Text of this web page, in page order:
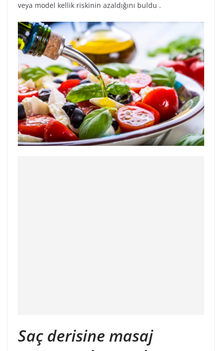
veya model kellik riskinin azaldığını buldu .
Saç derisine masaj